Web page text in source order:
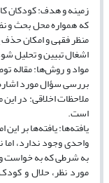
زمینه و هدف: کودکان
که همواره محل بحث و
منظر فقهی و امکان حذف
اشغال تبیین و تحلیل
مواد و روش‌ها: مقاله
بررسی سؤال مورد
ملاحظات اخلاقی: در
است.
یافته‌ها: یافته‌ها بر
واحدی وجود ندارد،
به شرطی که به خواست
مورد نظر، حلال و